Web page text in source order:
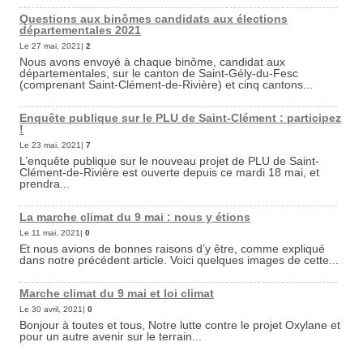
Questions aux binômes candidats aux élections
départementales 2021
Le 27 mai, 2021| 2
Nous avons envoyé à chaque binôme, candidat aux
départementales, sur le canton de Saint-Gély-du-Fesc
(comprenant Saint-Clément-de-Rivière) et cinq cantons...
Enquête publique sur le PLU de Saint-Clément : participez
!
Le 23 mai, 2021| 7
L’enquête publique sur le nouveau projet de PLU de Saint-
Clément-de-Rivière est ouverte depuis ce mardi 18 mai, et
prendra...
La marche climat du 9 mai : nous y étions
Le 11 mai, 2021| 0
Et nous avions de bonnes raisons d’y être, comme expliqué
dans notre précédent article. Voici quelques images de cette...
Marche climat du 9 mai et loi climat
Le 30 avril, 2021| 0
Bonjour à toutes et tous, Notre lutte contre le projet Oxylane et
pour un autre avenir sur le terrain...